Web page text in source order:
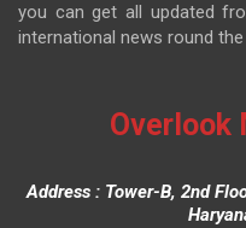
you can get all updated
international news round
Overlook
Address : Tower-B, 2nd